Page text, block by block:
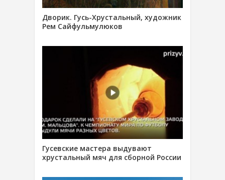
Дворик. Гусь-Хрустальный, художник
Рем Сайфульмулюков
Гусевские мастера выдувают
хрустальный мяч для сборной России